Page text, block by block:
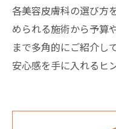
各美容皮膚科の選び方
められる施術から予算
まで多角的にご紹介し
安心感を手に入れるヒ